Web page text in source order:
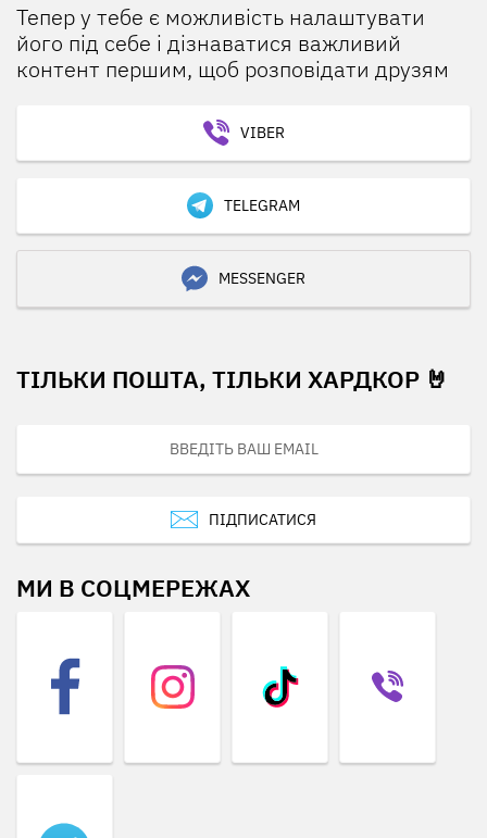
Тепер у тебе є можливість налаштувати
його під себе і дізнаватися важливий
контент першим, щоб розповідати друзям
VIBER
TELEGRAM
MESSENGER
ТІЛЬКИ ПОШТА, ТІЛЬКИ ХАРДКОР 🤘
ПІДПИСАТИСЯ
МИ В СОЦМЕРЕЖАХ